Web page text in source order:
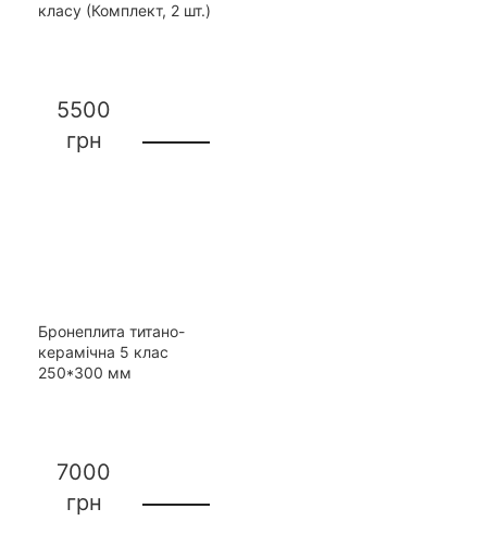
класу (Комплект, 2 шт.)
5500
грн
Бронеплита титано-
керамічна 5 клас
250*300 мм
7000
грн